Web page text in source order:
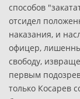
способов
отсидел
наказания, и
офицер,
свободу,
первым
только Косарев